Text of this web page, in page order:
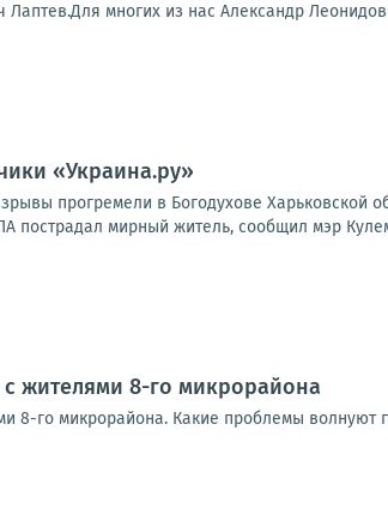
многих из нас Александр
«Украина.ру»
прогремели в Богодухове
пострадал мирный житель, сообщил мэр
с жителями 8-го микрорайона
8-го микрорайона. Какие проблемы волнуют